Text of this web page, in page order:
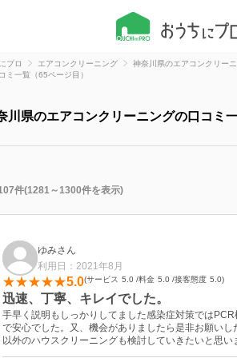
プロ エアコンクリーニング 神奈川県のエアコンクリー
ミ一覧（65ページ目）
川県のエアコンクリーニングの口コミ
件(1281～1300件を表示)
ゆみさん
利用日：2021年8月
5.0 サービス 5.0 料金 5.0 接客態度 5.0
迅速、丁寧、キレイでした。
手早く説明もしっかりしてました感染症対策では
で安心でした。又、機会がありましたら是非お願いし
以外のハウスクリーニングも検討していきたいと思
ネットで確認していきたいと思います。本日はあり